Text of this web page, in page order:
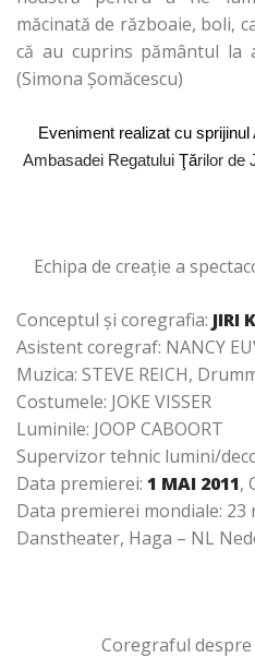
măcinată de războaie, boli,
că au cuprins pământul la
(Simona Şomăcescu)
Eveniment realizat cu sprijinul
Ambasadei Regatului Ţărilor de
Echipa de creaţie a
Conceptul şi coregrafia: JIRI
Asistent coregraf: NANCY
Muzica: STEVE REICH,
Costumele: JOKE VISSER
Luminile: JOOP CABOORT
Supervizor tehnic lumini/
Data premierei: 1 MAI 2011,
Data premierei mondiale: 23
Danstheater, Haga – NL
Coregraful despre